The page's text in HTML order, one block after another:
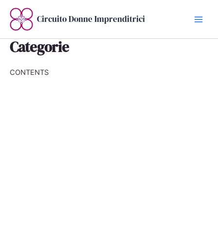
contenuto
Circuito Donne Imprenditrici
Categorie
CONTENTS